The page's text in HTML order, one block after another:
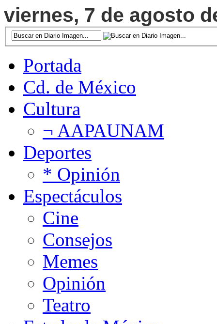
viernes, 7 de agosto
Portada
Cd. de México
Cultura
¬ AAPAUNAM
Deportes
* Opinión
Espectáculos
Cine
Consejos
Memes
Opinión
Teatro